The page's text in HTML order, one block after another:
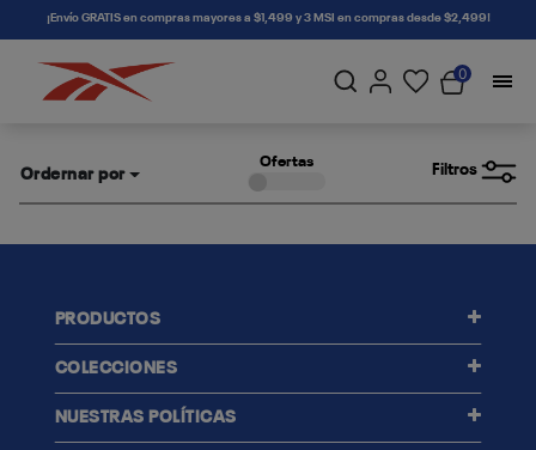
connectif¡Envío GRATIS en compras mayores a $1,499 y 3 MSI en compras desde $2,499!
0
Filtros
Ofertas
Ordernar por
PRODUCTOS
COLECCIONES
NUESTRAS POLÍTICAS